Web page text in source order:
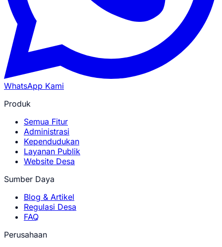
WhatsApp Kami
Produk
Semua Fitur
Administrasi
Kependudukan
Layanan Publik
Website Desa
Sumber Daya
Blog & Artikel
Regulasi Desa
FAQ
Perusahaan